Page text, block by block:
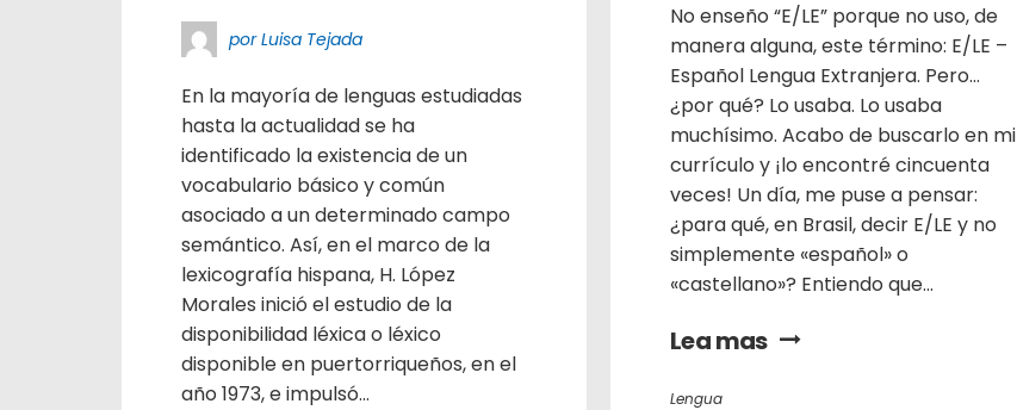
por Luisa Tejada
En la mayoría de lenguas estudiadas
hasta la actualidad se ha
identificado la existencia de un
vocabulario básico y común
asociado a un determinado campo
semántico. Así, en el marco de la
lexicografía hispana, H. López
Morales inició el estudio de la
disponibilidad léxica o léxico
disponible en puertorriqueños, en el
año 1973, e impulsó...
No enseño “E/LE” porque no uso, de
manera alguna, este término: E/LE –
Español Lengua Extranjera. Pero…
¿por qué? Lo usaba. Lo usaba
muchísimo. Acabo de buscarlo en mi
currículo y ¡lo encontré cincuenta
veces! Un día, me puse a pensar:
¿para qué, en Brasil, decir E/LE y no
simplemente «español» o
«castellano»? Entiendo que...
Lea mas
Lengua